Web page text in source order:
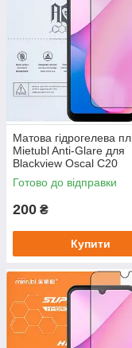
Матова гідрогелева
Mietubl Anti-Glare для
Blackview Oscal C20
Готово до відправки
200 ₴
Купити